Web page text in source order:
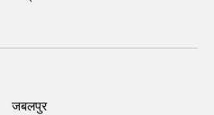
जबलपुर